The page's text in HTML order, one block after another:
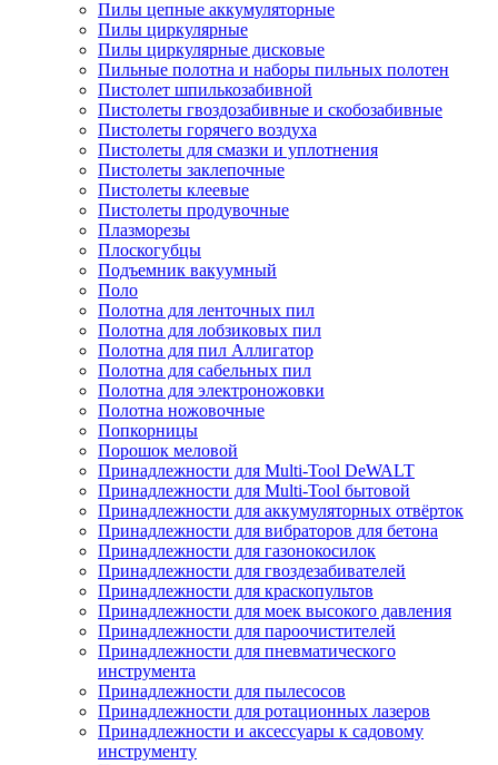
Пилы цепные аккумуляторные
Пилы циркулярные
Пилы циркулярные дисковые
Пильные полотна и наборы пильных полотен
Пистолет шпилькозабивной
Пистолеты гвоздозабивные и скобозабивные
Пистолеты горячего воздуха
Пистолеты для смазки и уплотнения
Пистолеты заклепочные
Пистолеты клеевые
Пистолеты продувочные
Плазморезы
Плоскогубцы
Подъемник вакуумный
Поло
Полотна для ленточных пил
Полотна для лобзиковых пил
Полотна для пил Аллигатор
Полотна для сабельных пил
Полотна для электроножовки
Полотна ножовочные
Попкорницы
Порошок меловой
Принадлежности для Multi-Tool DeWALT
Принадлежности для Multi-Tool бытовой
Принадлежности для аккумуляторных отвёрток
Принадлежности для вибраторов для бетона
Принадлежности для газонокосилок
Принадлежности для гвоздезабивателей
Принадлежности для краскопультов
Принадлежности для моек высокого давления
Принадлежности для пароочистителей
Принадлежности для пневматического
инструмента
Принадлежности для пылесосов
Принадлежности для ротационных лазеров
Принадлежности и аксессуары к садовому
инструменту